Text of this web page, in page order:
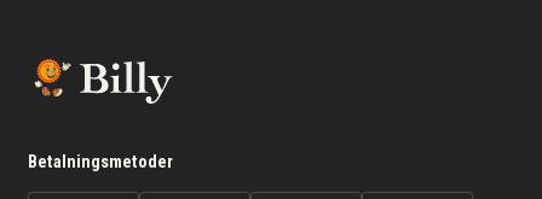
Betalningsmetoder